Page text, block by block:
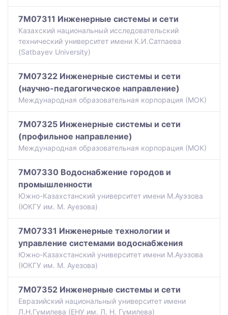
7M07311 Инженерные системы и сети
Казахский национальный исследовательский
технический университет имени К.И.Сатпаева
(Satbayev University)
7M07322 Инженерные системы и сети
(научно-педагогическое направление)
Международная образовательная корпорация (МОК)
7M07325 Инженерные системы и сети
(профильное направление)
Международная образовательная корпорация (МОК)
7M07330 Водоснабжение городов и
промышленности
Южно-Казахстанский университет имени М.Ауэзова
(ЮКГУ им. М. Ауезова)
7M07331 Инженерные технологии и
управление системами водоснабжения
Южно-Казахстанский университет имени М.Ауэзова
(ЮКГУ им. М. Ауезова)
7M07352 Инженерные системы и сети
Евразийский национальный университет имени
Л.Н.Гумилева (ЕНУ им. Л. Н. Гумилева)